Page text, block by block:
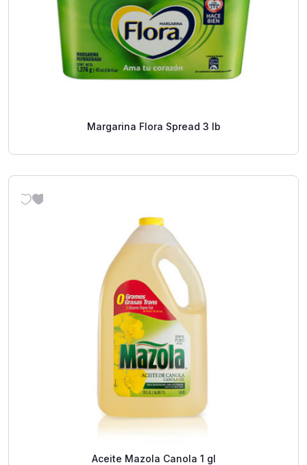
Margarina Flora Spread 3 lb
Aceite Mazola Canola 1 gl